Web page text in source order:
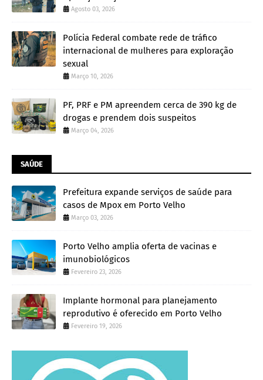
Agosto 03, 2026
Polícia Federal combate rede de tráfico
internacional de mulheres para exploração
sexual
Março 10, 2026
PF, PRF e PM apreendem cerca de 390 kg de
drogas e prendem dois suspeitos
Março 04, 2026
SAÚDE
Prefeitura expande serviços de saúde para
casos de Mpox em Porto Velho
Março 03, 2026
Porto Velho amplia oferta de vacinas e
imunobiológicos
Fevereiro 23, 2026
Implante hormonal para planejamento
reprodutivo é oferecido em Porto Velho
Fevereiro 19, 2026